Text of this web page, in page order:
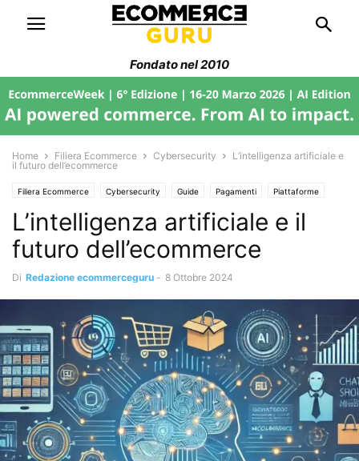
Fondato nel 2010
Home Filiera Ecommerce Cybersecurity
L’intelligenza artificiale e
il futuro dell’ecommerce
Filiera Ecommerce Cybersecurity Guide Pagamenti Piattaforme
Trend di Mercato
L’intelligenza artificiale e il
futuro dell’ecommerce
Di Redazione ecommerceguru - 8 Ottobre 2024